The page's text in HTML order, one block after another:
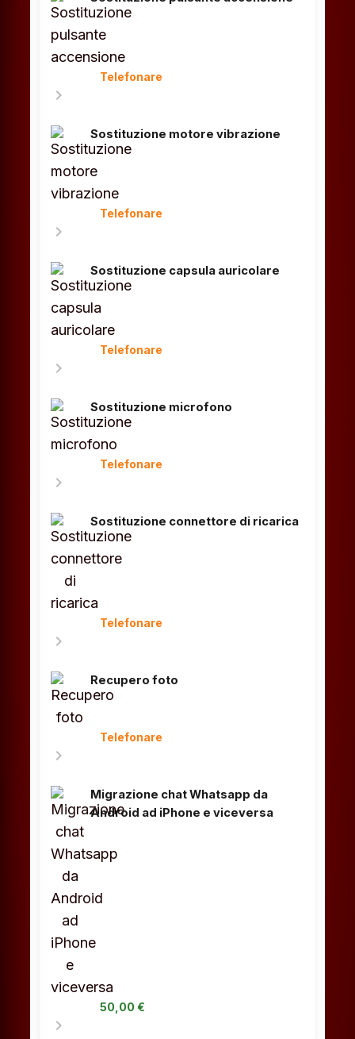
Telefonare
chevron_right
Sostituzione motore vibrazione
Telefonare
chevron_right
Sostituzione capsula auricolare
Telefonare
chevron_right
Sostituzione microfono
Telefonare
chevron_right
Sostituzione connettore di ricarica
Telefonare
chevron_right
Recupero foto
Telefonare
chevron_right
Migrazione chat Whatsapp da
Android ad iPhone e viceversa
50,00 €
chevron_right